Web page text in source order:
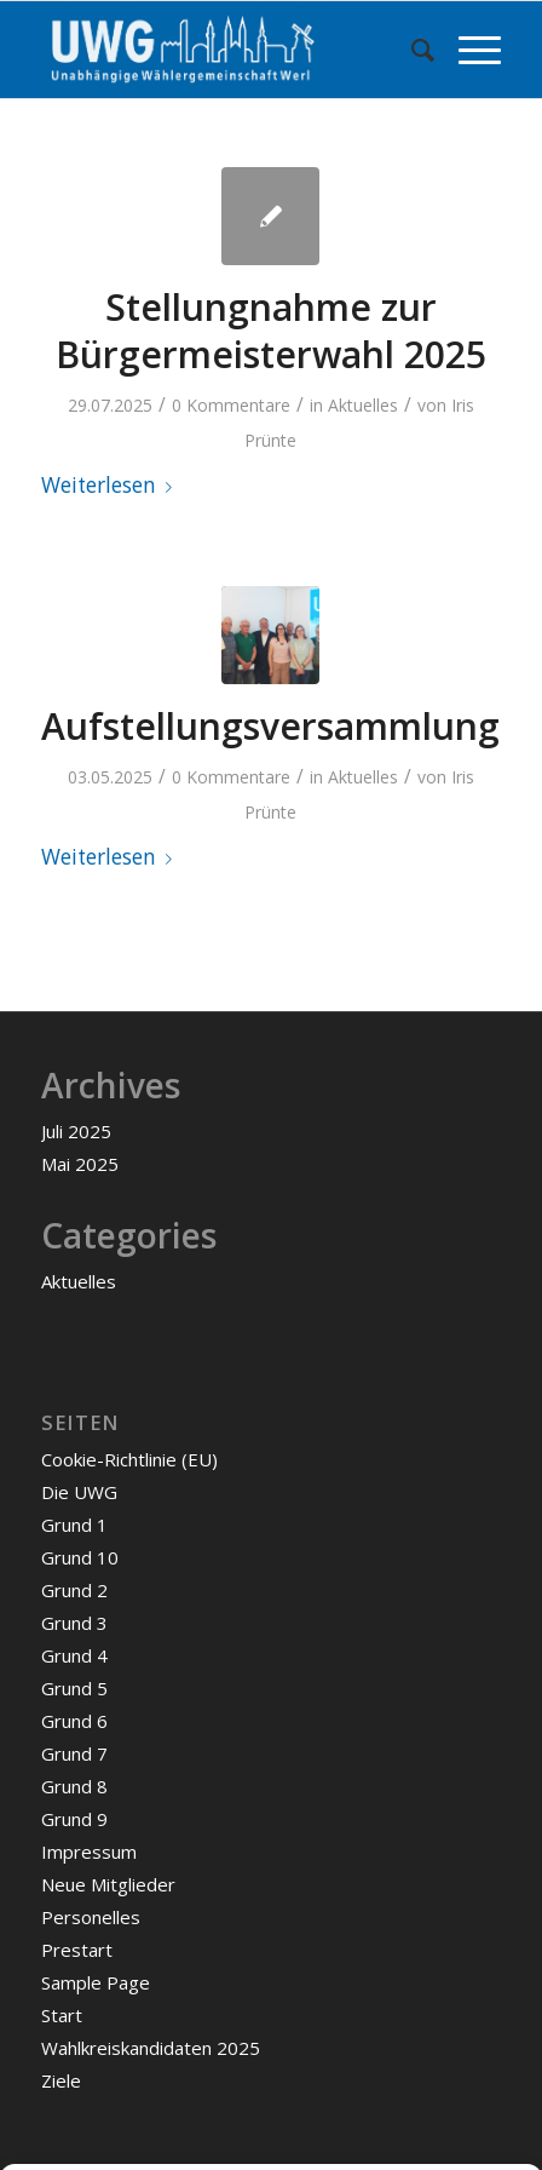
Stellungnahme zur
Bürgermeisterwahl 2025
29.07.2025 / 0 Kommentare / in Aktuelles / von Iris
Prünte
Weiterlesen
Aufstellungsversammlung
03.05.2025 / 0 Kommentare / in Aktuelles / von Iris
Prünte
Weiterlesen
Archives
Juli 2025
Mai 2025
Categories
Aktuelles
SEITEN
Cookie-Richtlinie (EU)
Die UWG
Grund 1
Grund 10
Grund 2
Grund 3
Grund 4
Grund 5
Grund 6
Grund 7
Grund 8
Grund 9
Impressum
Neue Mitglieder
Personelles
Prestart
Sample Page
Start
Wahlkreiskandidaten 2025
Ziele